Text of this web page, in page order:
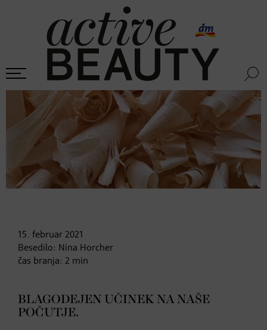
15. februar 2021
Besedilo: Nina Horcher
čas branja: 2 min
BLAGODEJEN UČINEK NA NAŠE
POČUTJE.